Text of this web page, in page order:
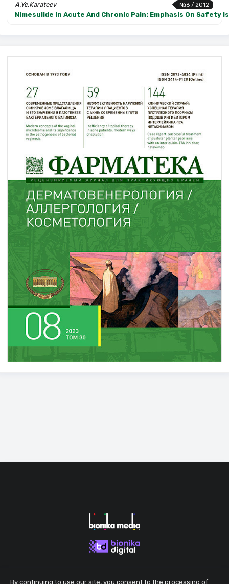
№6 / 2012
A.Ye.Karateev
Nimesulide In Acute And Chronic Pain: Emphasis On Safety
By continuing to use our site, you consent to the processing of